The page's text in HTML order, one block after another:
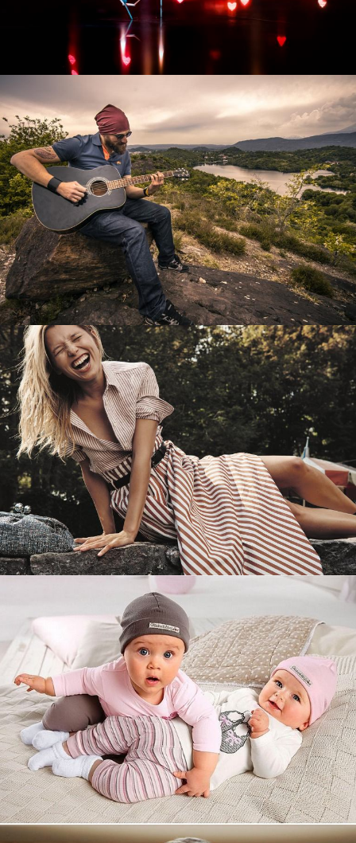
Смотреть проект
Перевод интернет-магазина
Guitaramania.ru на 1С-Битрикс
Смотреть проект
Имиджевый сайт для сети магазинов
Soho Project
Смотреть проект
Увеличили выручку интернет-
магазину topdatop.ru на 25%!
Смотреть проект